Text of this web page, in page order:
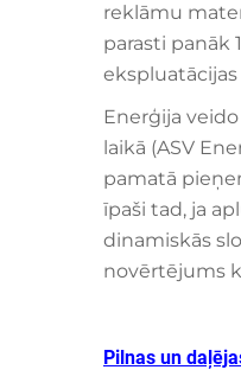
reklāmu
parasti panāk
Enerģija
laikā (ASV
pamatā
īpaši tad, ja
dinamiskās
novērtējums
Pilnas un